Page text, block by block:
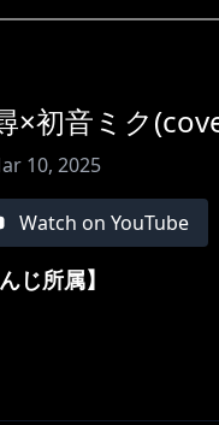
×初音ミク
10, 2025
Watch on YouTube
所属】